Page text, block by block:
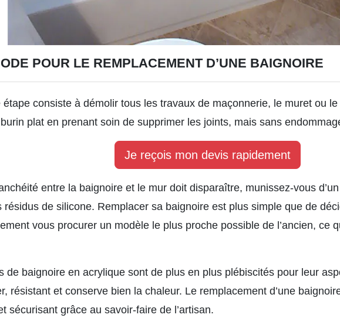
POUR LE REMPLACEMENT D’UNE BAIGNOIRE
étape consiste à démolir tous les travaux de maçonnerie, le muret ou
plat en prenant soin de supprimer les joints, mais sans
Je reçois mon devis rapidement
entre la baignoire et le mur doit disparaître, munissez-vous
résidus de silicone. Remplacer sa baignoire est plus simple que de
vous procurer un modèle le plus proche possible de l’ancien, ce
de baignoire en acrylique sont de plus en plus plébiscités pour leur
résistant et conserve bien la chaleur. Le remplacement d’une
sécurisant grâce au savoir-faire de l’artisan.